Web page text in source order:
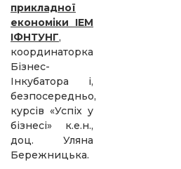
прикладної
економіки ІЕМ
ІФНТУНГ,
координаторка
Бізнес-
Інкубатора і,
безпосередньо,
курсів «Успіх у
бізнесі» к.е.н.,
доц. Уляна
Бережницька.